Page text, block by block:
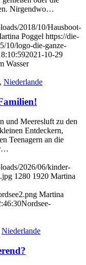
Nirgendwo…
2018/10/Hausboot-
Poggel https://die-
10/logo-die-ganze-
2021-10-29
Wasser
, Niederlande
und Meeresluft zu den
Entdeckern,
Teenagern an die
2026/06/kinder-
1280 1920 Martina
Martina
Nordsee-
Niederlande